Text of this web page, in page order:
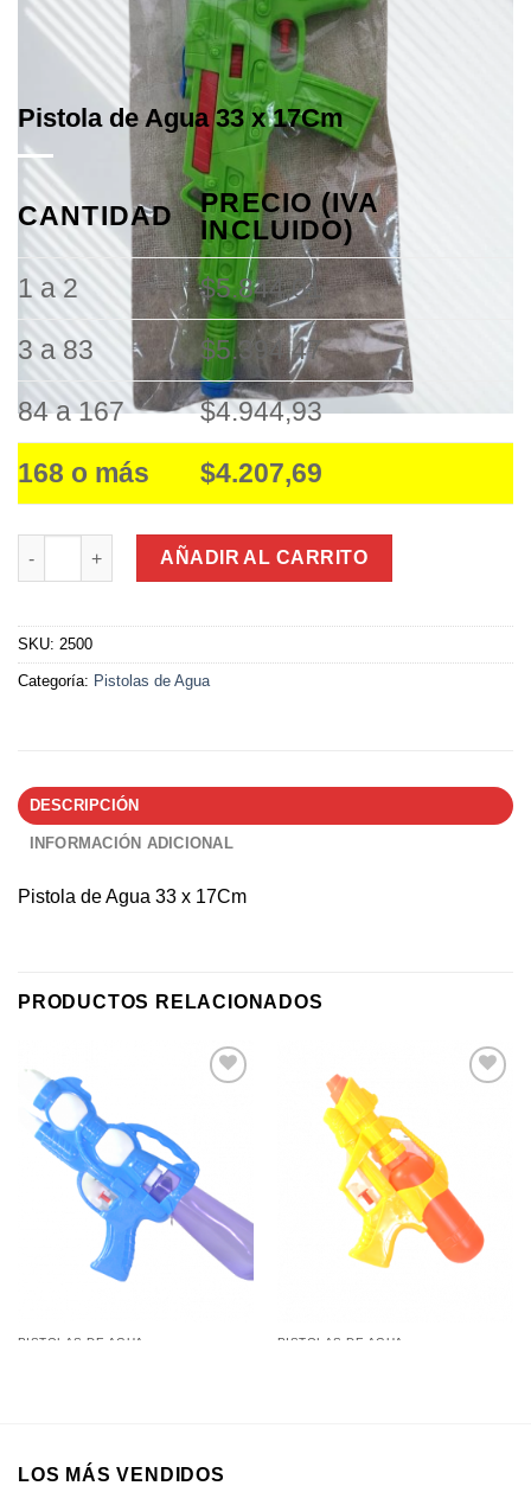
Pistola de Agua 33 x 17Cm
CANTIDAD
PRECIO (IVA
INCLUIDO)
1 a 2
$5.844,01
3 a 83 $5.394,47
84 a 167 $4.944,93
168 o más $4.207,69
Pistola de Agua 33 x 17Cm cantidad
AÑADIR AL CARRITO
SKU: 2500
Categoría: Pistolas de Agua
DESCRIPCIÓN
INFORMACIÓN ADICIONAL
Pistola de Agua 33 x 17Cm
PRODUCTOS RELACIONADOS
favoritos
PISTOLAS DE AGUA PISTOLAS DE AGUA
LOS MÁS VENDIDOS